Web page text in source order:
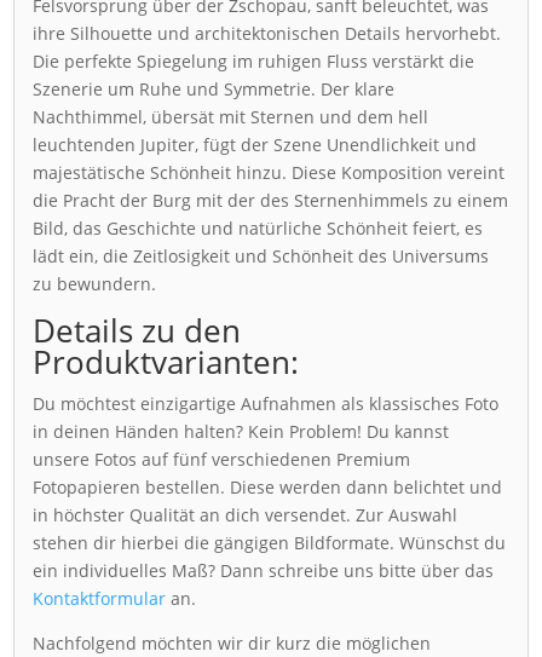
Felsvorsprung über der Zschopau, sanft beleuchtet, was
ihre Silhouette und architektonischen Details hervorhebt.
Die perfekte Spiegelung im ruhigen Fluss verstärkt die
Szenerie um Ruhe und Symmetrie. Der klare
Nachthimmel, übersät mit Sternen und dem hell
leuchtenden Jupiter, fügt der Szene Unendlichkeit und
majestätische Schönheit hinzu. Diese Komposition vereint
die Pracht der Burg mit der des Sternenhimmels zu einem
Bild, das Geschichte und natürliche Schönheit feiert, es
lädt ein, die Zeitlosigkeit und Schönheit des Universums
zu bewundern.
Details zu den
Produktvarianten:
Du möchtest einzigartige Aufnahmen als klassisches Foto
in deinen Händen halten? Kein Problem! Du kannst
unsere Fotos auf fünf verschiedenen Premium
Fotopapieren bestellen. Diese werden dann belichtet und
in höchster Qualität an dich versendet. Zur Auswahl
stehen dir hierbei die gängigen Bildformate. Wünschst du
ein individuelles Maß? Dann schreibe uns bitte über das
Kontaktformular an.
Nachfolgend möchten wir dir kurz die möglichen